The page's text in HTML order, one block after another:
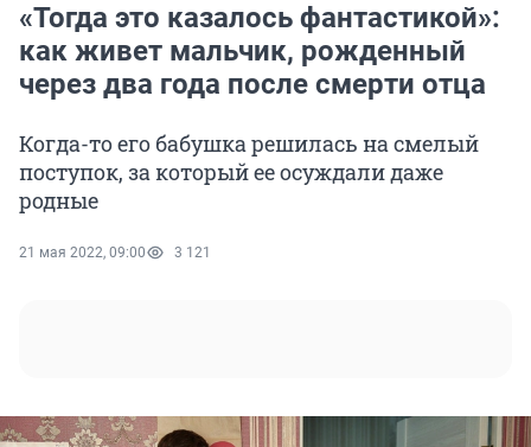
«Тогда это казалось фантастикой»:
как живет мальчик, рожденный
через два года после смерти отца
Когда-то его бабушка решилась на смелый
поступок, за который ее осуждали даже
родные
21 мая 2022, 09:00 3 121